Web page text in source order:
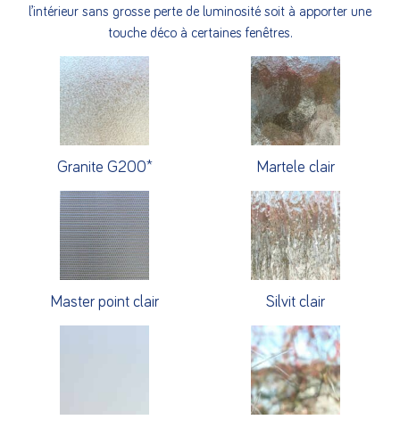
l’intérieur sans grosse perte de luminosité soit à apporter une
touche déco à certaines fenêtres.
Granite G200* Martele clair
Master point clair Silvit clair